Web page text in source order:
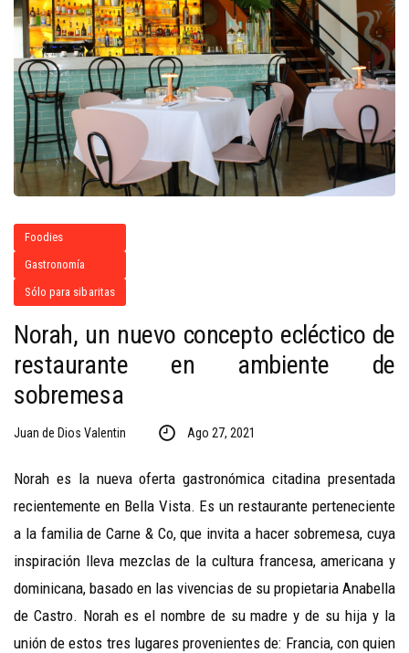
Foodies
Gastronomía
Sólo para sibaritas
Norah, un nuevo concepto ecléctico de
restaurante en ambiente de
sobremesa
Juan de Dios Valentin Ago 27, 2021
Norah es la nueva oferta gastronómica citadina presentada
recientemente en Bella Vista. Es un restaurante perteneciente
a la familia de Carne & Co, que invita a hacer sobremesa, cuya
inspiración lleva mezclas de la cultura francesa, americana y
dominicana, basado en las vivencias de su propietaria Anabella
de Castro. Norah es el nombre de su madre y de su hija y la
unión de estos tres lugares provenientes de: Francia, con quien